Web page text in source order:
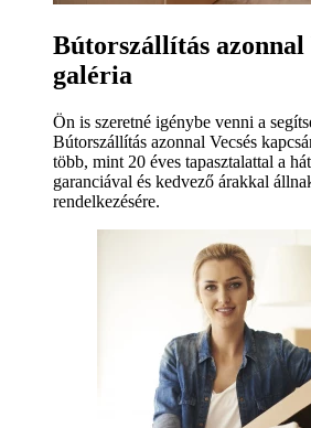
Bútorszállítás azonnal
galéria
Ön is szeretné igénybe venni a
Bútorszállítás azonnal Vecsés
több, mint 20 éves tapasztalattal a
garanciával és kedvező árakkal
rendelkezésére.